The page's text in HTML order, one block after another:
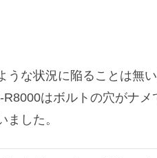
うな状況に陥ることは無い
はボルトの穴がナメ
ました。